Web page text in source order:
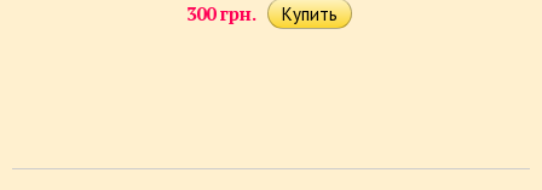
300 грн.